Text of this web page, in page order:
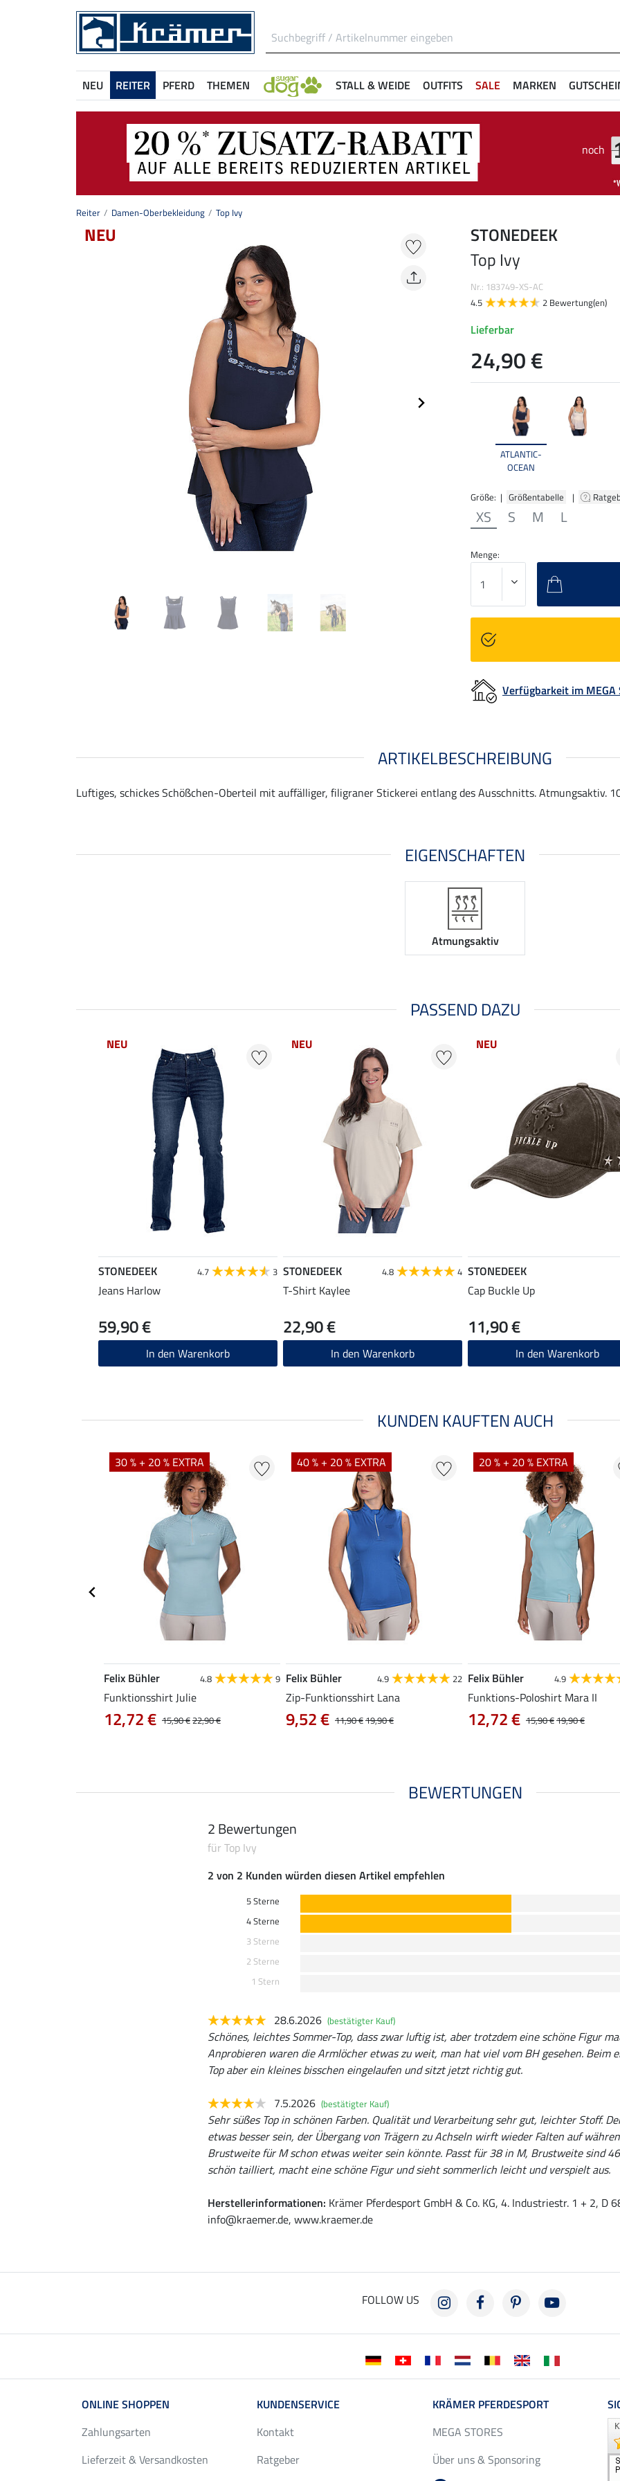
NEU REITER PFERD THEMEN STALL & WEIDE OUTFITS SALE MARKEN
noch
Reiter Damen-Oberbekleidung Top Ivy
NEU
ATLANTIC-
OCEAN
Größe: | Größentabelle |
XS S M L
STONEDEEK
Top Ivy
Nr.: 183749-XS-AC
4.5
2 Bewertung(en)
Lieferbar
24,90 €
Menge:
Verfügbarkeit im MEGA
ARTIKELBESCHREIBUNG
Luftiges, schickes Schößchen-Oberteil mit auffälliger, filigraner Stickerei entlang des Ausschnitts. Atmungsaktiv.
EIGENSCHAFTEN
Atmungsaktiv
PASSEND DAZU
NEU
STONEDEEK 4.7 3
Jeans Harlow
59,90 €
In den Warenkorb
NEU
STONEDEEK 4.8 4
T-Shirt Kaylee
22,90 €
In den Warenkorb
NEU
STONEDEEK
Cap Buckle Up
11,90 €
In den Warenkorb
KUNDEN KAUFTEN AUCH
30 % + 20 % EXTRA
Felix Bühler 4.8 9
Funktionsshirt Julie
15,90 €22,90 €
12,72 €
40 % + 20 % EXTRA
Felix Bühler 4.9 22
Zip-Funktionsshirt Lana
11,90 €19,90 €
9,52 €
20 % + 20 % EXTRA
Felix Bühler 4.9
Funktions-Poloshirt Mara II
15,90 €19,90 €
12,72 €
BEWERTUNGEN
2 Bewertungen
für Top Ivy
2 von 2 Kunden würden diesen Artikel empfehlen
5 Sterne
4 Sterne
3 Sterne
2 Sterne
1 Stern
28.6.2026 (bestätigter Kauf)
Schönes, leichtes Sommer-Top, dass zwar luftig ist, aber trotzdem eine schöne Figur
Anprobieren waren die Armlöcher etwas zu weit, man hat viel vom BH gesehen. Beim
Top aber ein kleines bisschen eingelaufen und sitzt jetzt richtig gut.
7.5.2026 (bestätigter Kauf)
Sehr süßes Top in schönen Farben. Qualität und Verarbeitung sehr gut, leichter Stoff.
etwas besser sein, der Übergang von Trägern zu Achseln wirft wieder Falten auf
Brustweite für M schon etwas weiter sein könnte. Passt für 38 in M, Brustweite sind
schön tailliert, macht eine schöne Figur und sieht sommerlich leicht und verspielt aus.
Herstellerinformationen: Krämer Pferdesport GmbH & Co. KG, 4. Industriestr. 1 + 2, D
info@kraemer.de, www.kraemer.de
FOLLOW US
ONLINE SHOPPEN
Zahlungsarten
Lieferzeit & Versandkosten
KUNDENSERVICE
Kontakt
Ratgeber
KRÄMER PFERDESPORT
MEGA STORES
Über uns & Sponsoring